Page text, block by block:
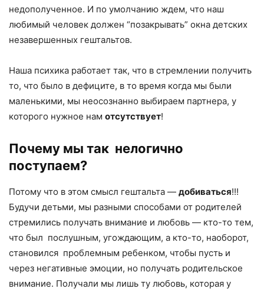
недополученное. И по умолчанию ждем, что наш
любимый человек должен “позакрывать” окна детских
незавершенных гештальтов.
Наша психика работает так, что в стремлении получить
то, что было в дефиците, в то время когда мы были
маленькими, мы неосознанно выбираем партнера, у
которого нужное нам отсутствует!
Почему мы так нелогично
поступаем?
Потому что в этом смысл гештальта — добиваться!!!
Будучи детьми, мы разными способами от родителей
стремились получать внимание и любовь — кто-то тем,
что был послушным, угождающим, а кто-то, наоборот,
становился проблемным ребенком, чтобы пусть и
через негативные эмоции, но получать родительское
внимание. Получали мы лишь ту любовь, которая у